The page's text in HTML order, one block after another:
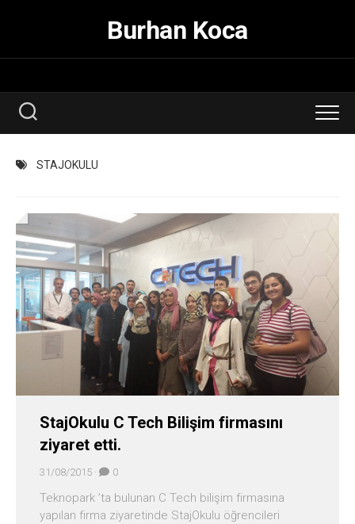
Burhan Koca
STAJOKULU
StajOkulu C Tech Bilişim firmasını
ziyaret etti.
31/08/2015 · 0
Teknopark ’ta bulunan C Tech bilişim firmasına
yapılan firma ziyaretinde StajOkulu öğrencileri